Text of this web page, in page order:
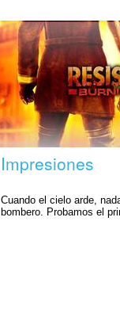
Impresiones
Cuando el cielo arde,
bombero. Probamos el